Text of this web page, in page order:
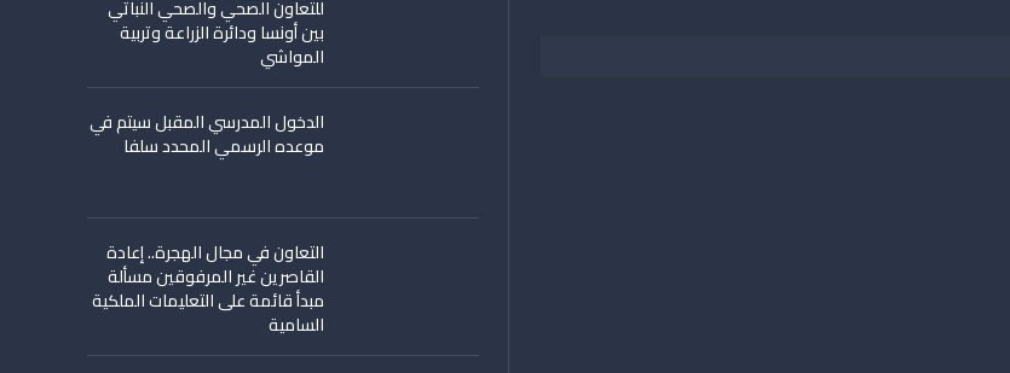
للتعاون الصحي والصحي النباتي
بين أونسا ودائرة الزراعة وتربية
المواشي
الدخول المدرسي المقبل سیتم في
موعده الرسمي المحدد سلفا
التعاون في مجال الهجرة.. إعادة
القاصرين غير المرفوقين مسألة
مبدأ قائمة على التعليمات الملكية
السامية